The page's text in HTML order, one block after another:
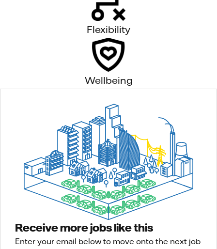
Flexibility
Wellbeing
Receive more jobs like this
Enter your email below to move onto the next job